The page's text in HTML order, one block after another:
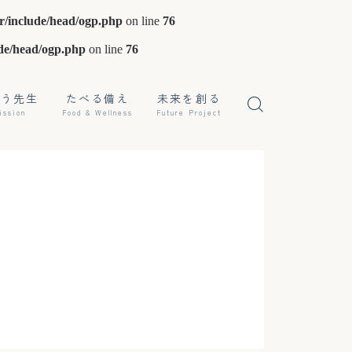
include/head/ogp.php on line 76
head/ogp.php on line 76
先生 たべる備え
Food & Wellness
未来を創る
Future Project